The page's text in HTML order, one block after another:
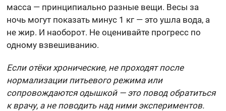
масса — принципиально разные вещи. Весы за
ночь могут показать минус 1 кг — это ушла вода, а
не жир. И наоборот. Не оценивайте прогресс по
одному взвешиванию.
Если отёки хронические, не проходят после
нормализации питьевого режима или
сопровождаются одышкой — это повод обратиться
к врачу, а не поводить над ними экспериментов.